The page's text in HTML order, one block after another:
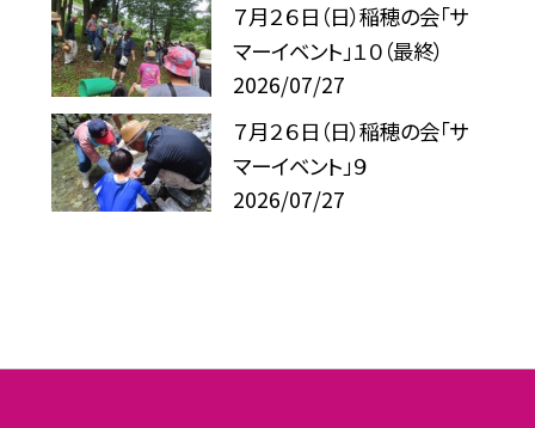
７月２６日（日）稲穂の会「サ
マーイベント」１０（最終）
2026/07/27
７月２６日（日）稲穂の会「サ
マーイベント」９
2026/07/27